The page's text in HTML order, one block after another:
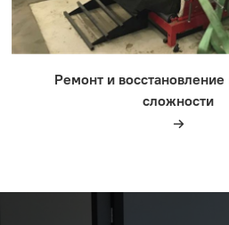
Ремонт и
сложности